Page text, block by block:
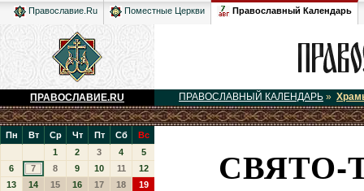
Православие.Ru Поместные Церкви Православный Календарь
ПРАВОСЛАВИЕ.RU ПРАВОСЛАВНЫЙ КАЛЕНДАРЬ »
Пн Вт Ср Чт Пт Сб
Вс
1
2 3 4
5
6
7 8 9 10 11
12
13
14 15 16 17 18
19
СВЯТО-